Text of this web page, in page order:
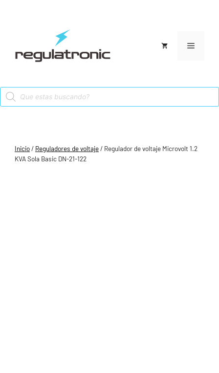
Menú
Products
search
Inicio/ Reguladores de voltaje/ Regulador de voltaje Microvolt 1.2
KVA Sola Basic DN-21-122